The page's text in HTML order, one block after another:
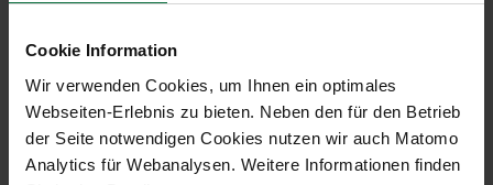
Cookie Information
Wir verwenden Cookies, um Ihnen ein optimales
Webseiten-Erlebnis zu bieten. Neben den für den Betrieb
der Seite notwendigen Cookies nutzen wir auch Matomo
Analytics für Webanalysen. Weitere Informationen finden